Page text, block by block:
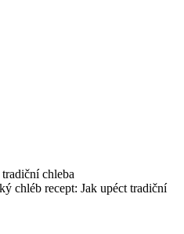
chléb recept: Jak upéct tradiční